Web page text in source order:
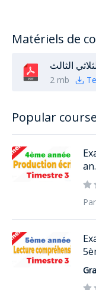
Matériels de
الثالث
2 mb
Popular